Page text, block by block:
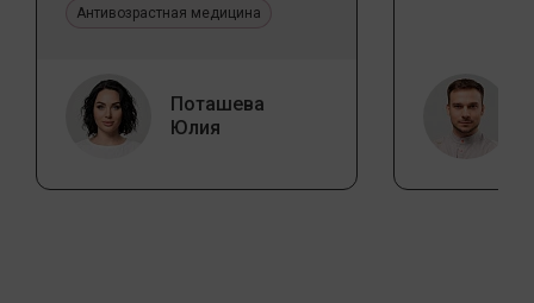
Антивозрастная медицина
Поташева
Юлия